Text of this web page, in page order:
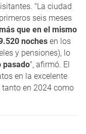
"La ciudad
seis meses
que en el mismo
noches en los
y pensiones), lo
pasado", afirmó. El
en la excelente
en 2024 como